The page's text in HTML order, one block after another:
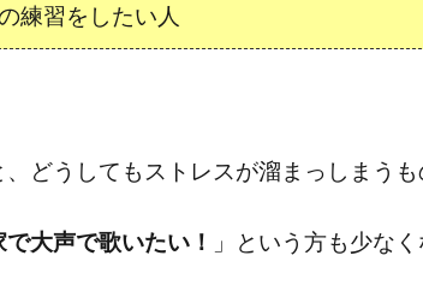
練習をしたい人
どうしてもストレスが溜まっしまうも
で大声で歌いたい！ 」という方も少なく